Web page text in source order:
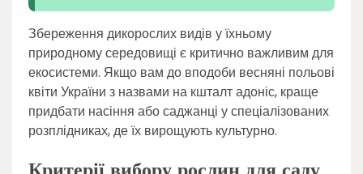
Збереження дикорослих видів у їхньому
природному середовищі є критично важливим для
екосистеми. Якщо вам до вподоби весняні польові
квіти України з назвами на кшталт адоніс, краще
придбати насіння або саджанці у спеціалізованих
розплідниках, де їх вирощують культурно.